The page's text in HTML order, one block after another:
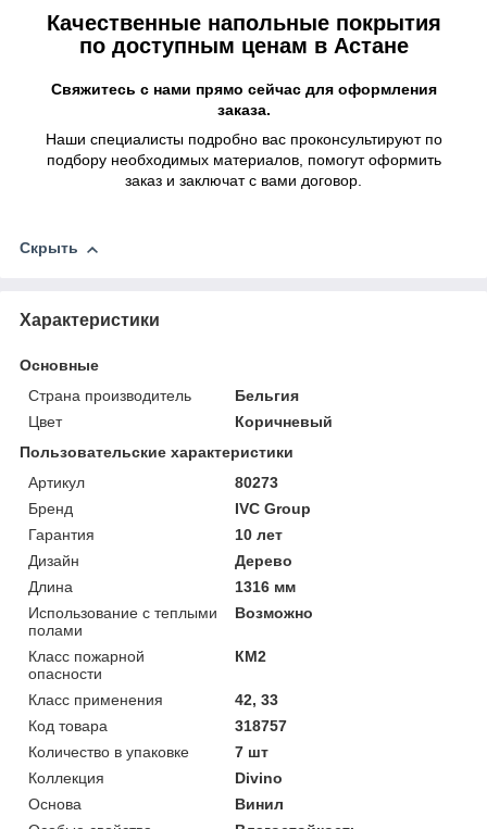
Качественные напольные покрытия
по доступным ценам в Астане
Свяжитесь с нами прямо сейчас для оформления
заказа.
Наши специалисты подробно вас проконсультируют по
подбору необходимых материалов, помогут оформить
заказ и заключат с вами договор.
Скрыть
Характеристики
Основные
Страна производитель
Бельгия
Цвет
Коричневый
Пользовательские характеристики
Артикул
80273
Бренд
IVC Group
Гарантия
10 лет
Дизайн
Дерево
Длина
1316 мм
Использование с теплыми
полами
Возможно
Класс пожарной
опасности
КМ2
Класс применения
42, 33
Код товара
318757
Количество в упаковке
7 шт
Коллекция
Divino
Основа
Винил